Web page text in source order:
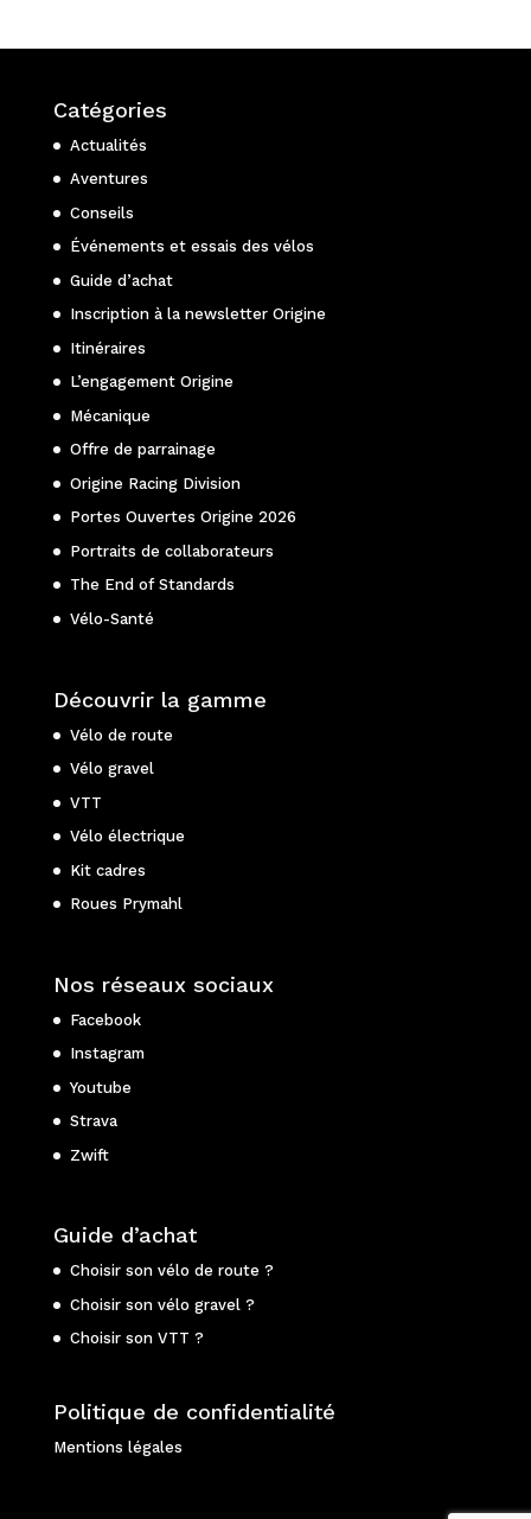
Catégories
Actualités
Aventures
Conseils
Événements et essais des vélos
Guide d’achat
Inscription à la newsletter Origine
Itinéraires
L’engagement Origine
Mécanique
Offre de parrainage
Origine Racing Division
Portes Ouvertes Origine 2026
Portraits de collaborateurs
The End of Standards
Vélo-Santé
Découvrir la gamme
Vélo de route
Vélo gravel
VTT
Vélo électrique
Kit cadres
Roues Prymahl
Nos réseaux sociaux
Facebook
Instagram
Youtube
Strava
Zwift
Guide d’achat
Choisir son vélo de route ?
Choisir son vélo gravel ?
Choisir son VTT ?
Politique de confidentialité
Mentions légales